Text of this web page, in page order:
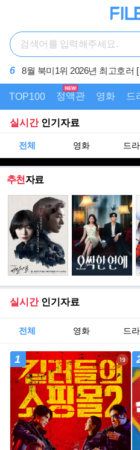
7
8월 적진 한복판에 홀로 남겨
Ol크 ] 1080p 5.1 완벽자막
TOP100
정액관 영화 드
실시간인기자료
전체 영화 드
추천자료
실시간인기자료
전체 영화 드
1